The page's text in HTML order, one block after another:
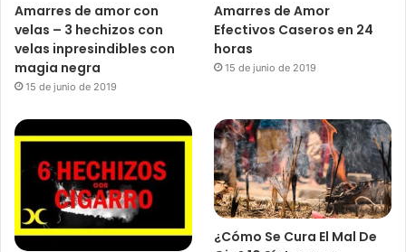
Amarres de amor con
velas – 3 hechizos con
velas inpresindibles con
magia negra
15 de junio de 2019
Amarres de Amor
Efectivos Caseros en 24
horas
15 de junio de 2019
¿Cómo Se Cura El Mal De